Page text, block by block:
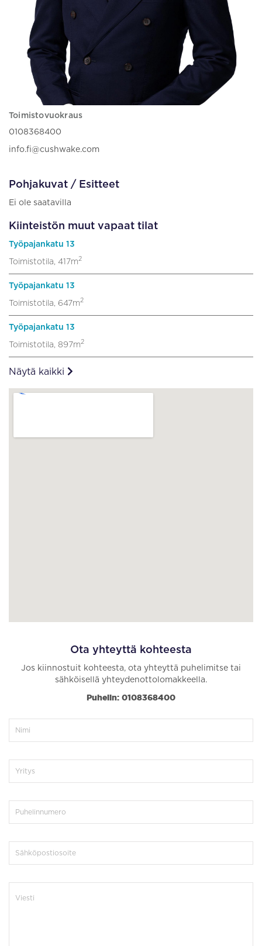
Toimistovuokraus
0108368400
info.fi@cushwake.com
Pohjakuvat / Esitteet
Ei ole saatavilla
Kiinteistön muut vapaat tilat
Työpajankatu 13
Toimistotila, 417m2
Työpajankatu 13
Toimistotila, 647m2
Työpajankatu 13
Toimistotila, 897m2
Näytä kaikki
Ota yhteyttä kohteesta
Jos kiinnostuit kohteesta, ota yhteyttä puhelimitse tai
sähköisellä yhteydenottolomakkeella.
Puhelin: 0108368400